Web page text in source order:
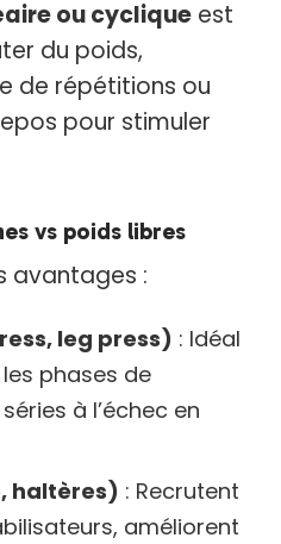
ou cyclique est
du poids,
de répétitions ou
pour stimuler
vs poids libres
avantages :
leg press) : Idéal
phases de
à l’échec en
haltères) : Recrutent
améliorent